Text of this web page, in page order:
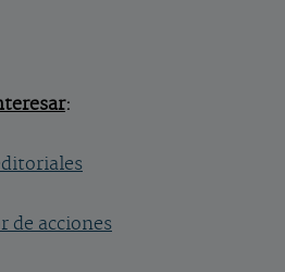
:
de acciones